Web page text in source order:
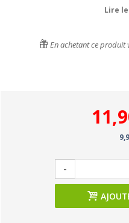
Lire
En achetant ce produit
-